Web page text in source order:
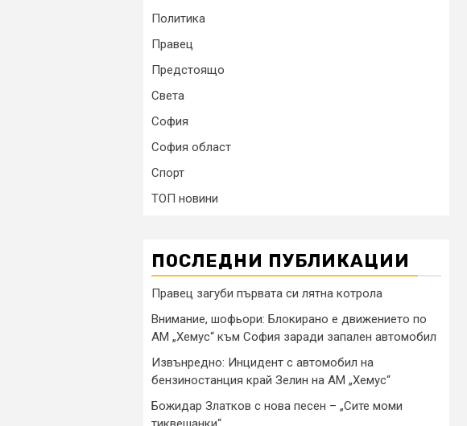
Политика
Правец
Предстоящо
Света
София
София област
Спорт
ТОП новини
ПОСЛЕДНИ ПУБЛИКАЦИИ
Правец загуби първата си лятна котрола
Внимание, шофьори: Блокирано е движението по
АМ „Хемус“ към София заради запален автомобил
Извънредно: Инцидент с автомобил на
бензиностанция край Зелин на АМ „Хемус“
Божидар Златков с нова песен – „Сите моми